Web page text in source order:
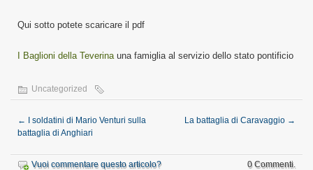
Qui sotto potete scaricare il pdf
I Baglioni della Teverina una famiglia al servizio dello stato pontificio
Uncategorized
← I soldatini di Mario Venturi sulla
battaglia di Anghiari
La battaglia di Caravaggio →
Vuoi commentare questo articolo? 0 Commenti.